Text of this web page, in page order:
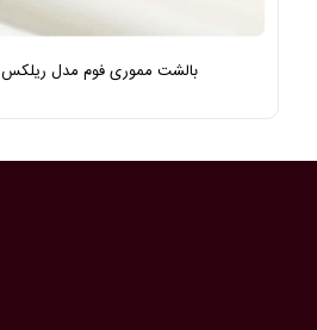
بالشت مموری فوم مدل ریلکس